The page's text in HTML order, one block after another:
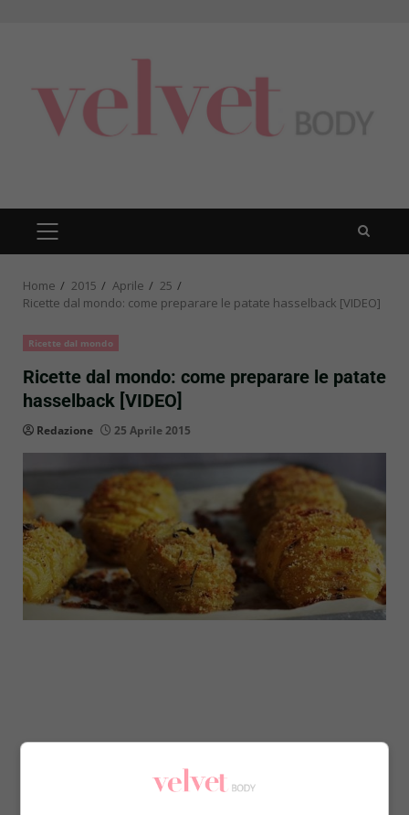
PRIMARY
MENU
Home 2015 Aprile
25
Ricette dal mondo: come preparare le patate hasselback [VIDEO]
Ricette dal mondo
Ricette dal mondo: come preparare le patate
hasselback [VIDEO]
Redazione 25 Aprile 2015